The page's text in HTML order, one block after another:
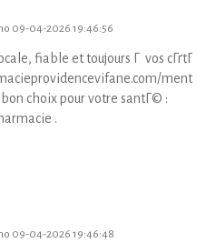
09-04-2026 19:46:56
fiable et toujours Г vos
choix pour votre santГ© :
.
09-04-2026 19:46:48